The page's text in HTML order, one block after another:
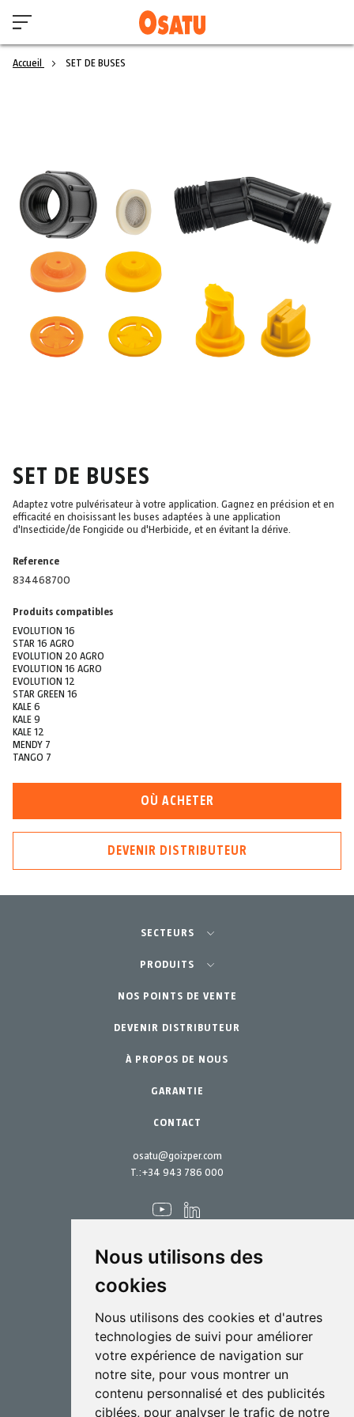
Nous utilisons des
cookies
Nous utilisons des cookies et d'autres
technologies de suivi pour améliorer
votre expérience de navigation sur
notre site, pour vous montrer un
contenu personnalisé et des publicités
ciblées, pour analyser le trafic de notre
Accueil SET DE BUSES
SET DE BUSES
Adaptez votre pulvérisateur à votre application. Gagnez en précision et en
efficacité en choisissant les buses adaptées à une application
d'Insecticide/de Fongicide ou d'Herbicide, et en évitant la dérive.
Reference
83446870O
Produits compatibles
EVOLUTION 16
STAR 16 AGRO
EVOLUTION 20 AGRO
EVOLUTION 16 AGRO
EVOLUTION 12
STAR GREEN 16
KALE 6
KALE 9
KALE 12
MENDY 7
TANGO 7
OÙ ACHETER
DEVENIR DISTRIBUTEUR
osatu@goizper.com
T.:+34 943 786 000
Biotechnologie
Industriel
SECTEURS
Agriculture-Horticulture
Jardinage Professionnel
Jardin Particulier
PRODUITS
Équipements
Accessoires
Pièces de rechange
Kits d´entretien
NOS POINTS DE VENTE
DEVENIR DISTRIBUTEUR
À PROPOS DE NOUS
GARANTIE
CONTACT
Goizper S.Coop.
Antigua, 4